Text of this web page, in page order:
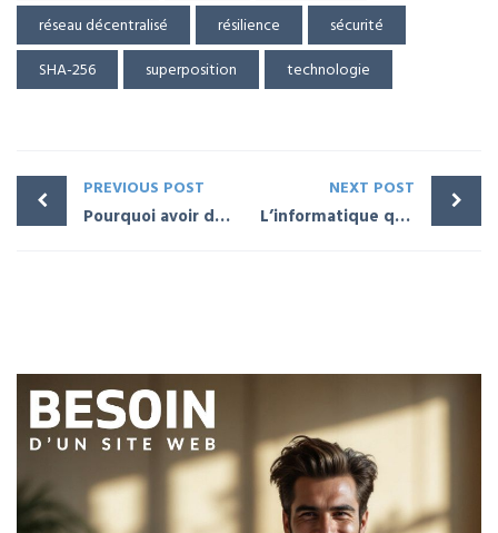
réseau décentralisé
résilience
sécurité
SHA-256
superposition technologie
PREVIOUS POST
Pourquoi avoir des poubelles de tri sélectif dans son entreprise
NEXT POST
L’informatique quantique : une menace pour les banques